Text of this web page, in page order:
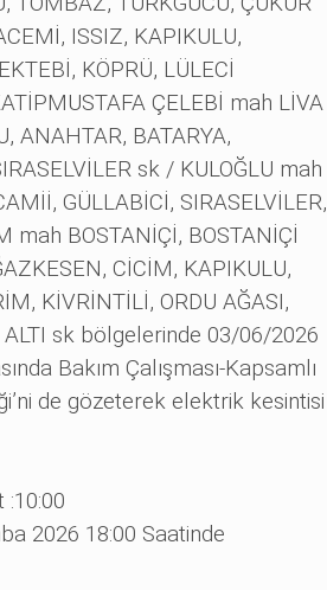
ISSIZ, KAPIKULU,
KÖPRÜ, LÜLECİ
ÇELEBİ mah LİVA
ANAHTAR, BATARYA,
sk / KULOĞLU mah
GÜLLABİCİ, SIRASELVİLER,
mah BOSTANİÇİ, BOSTANİÇİ
CİCİM, KAPIKULU,
KİVRİNTİLİ, ORDU AĞASI,
ALTI sk bölgelerinde 03/06/2026
Bakım Çalışması-Kapsamlı
de gözeterek elektrik kesintisi
:10:00
2026 18:00 Saatinde